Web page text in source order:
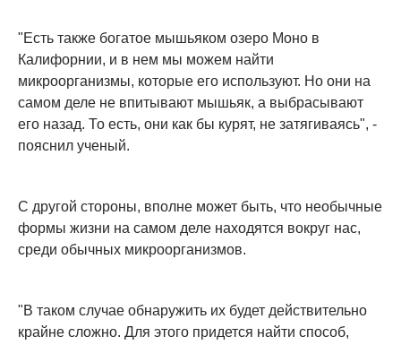
"Есть также богатое мышьяком озеро Моно в
Калифорнии, и в нем мы можем найти
микроорганизмы, которые его используют. Но они на
самом деле не впитывают мышьяк, а выбрасывают
его назад. То есть, они как бы курят, не затягиваясь", -
пояснил ученый.
С другой стороны, вполне может быть, что необычные
формы жизни на самом деле находятся вокруг нас,
среди обычных микроорганизмов.
"В таком случае обнаружить их будет действительно
крайне сложно. Для этого придется найти способ,